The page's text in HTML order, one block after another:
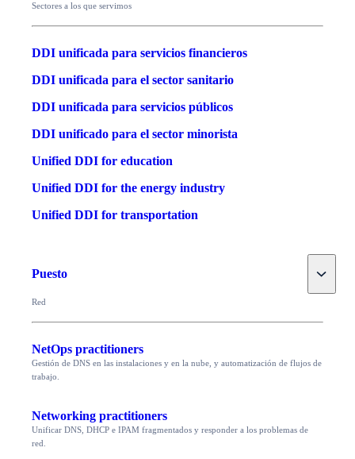
Sectores a los que servimos
DDI unificada para servicios financieros
DDI unificada para el sector sanitario
DDI unificada para servicios públicos
DDI unificado para el sector minorista
Unified DDI for education
Unified DDI for the energy industry
Unified DDI for transportation
Puesto Toggle
Red
NetOps practitioners
Gestión de DNS en las instalaciones y en la nube, y automatización de flujos de
trabajo.
Networking practitioners
Unificar DNS, DHCP e IPAM fragmentados y responder a los problemas de
red.